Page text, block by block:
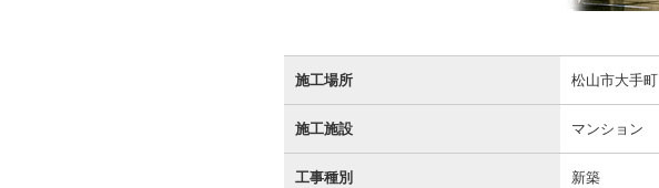
施工場所 松山市大手町
施工施設 マンション
工事種別 新築